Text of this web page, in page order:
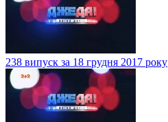
238 випуск за 18 грудня 2017 року